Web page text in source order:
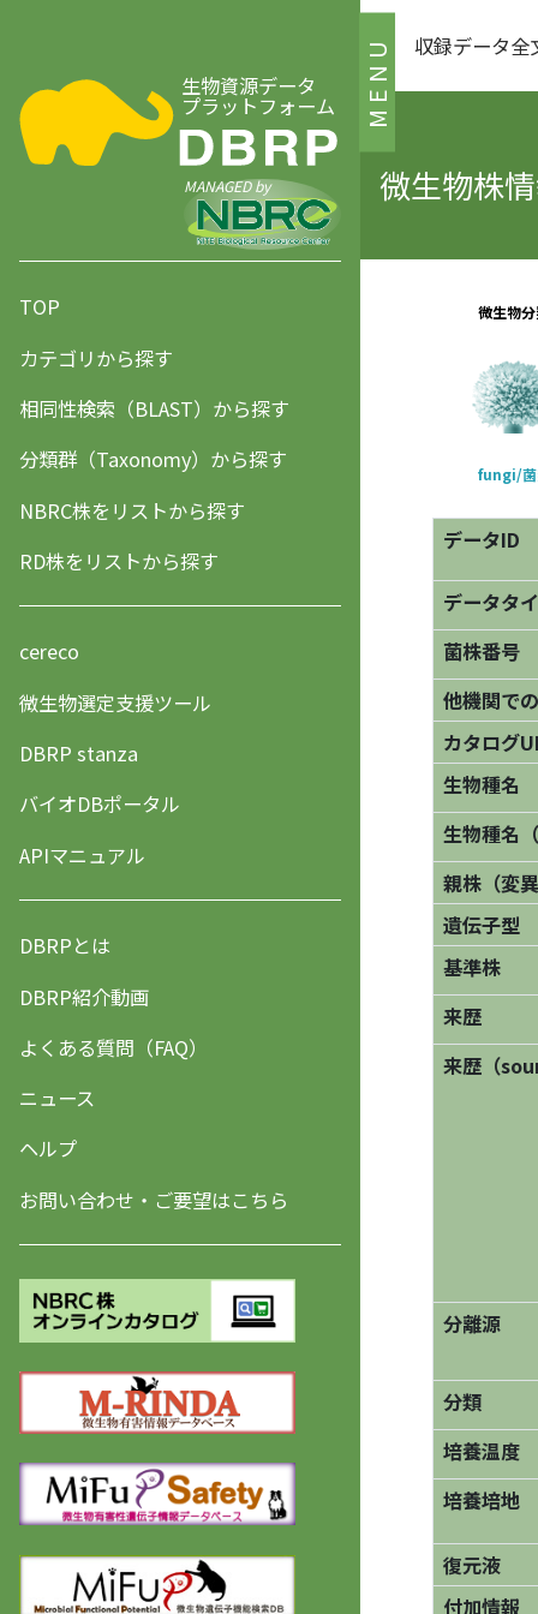
MENU
生物資源データ
プラットフォーム
MANAGED by
TOP
カテゴリから探す
相同性検索（BLAST）から探す
分類群（Taxonomy）から探す
NBRC株をリストから探す
RD株をリストから探す
cereco
微生物選定支援ツール
DBRP stanza
バイオDBポータル
APIマニュアル
DBRPとは
DBRP紹介動画
よくある質問（FAQ）
ニュース
ヘルプ
お問い合わせ・ご要望はこちら
収録データ全
微生物株
データID
データタ
菌株番号
他機関で
カタログ
生物種名
生物種名
親株（変
遺伝子型
基準株
来歴
来歴（
分離源
分類
培養温度
培養培地
復元液
付加情報